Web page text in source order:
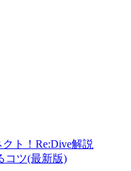
ト！Re:Dive解説
コツ(最新版)